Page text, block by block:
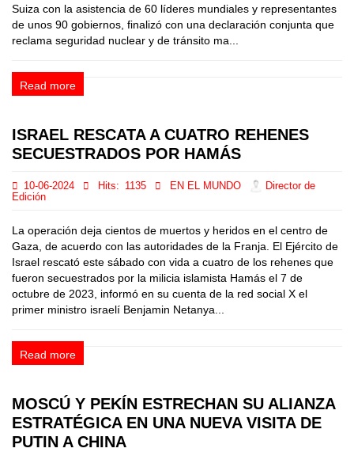
Suiza con la asistencia de 60 líderes mundiales y representantes
de unos 90 gobiernos, finalizó con una declaración conjunta que
reclama seguridad nuclear y de tránsito ma...
Read more
ISRAEL RESCATA A CUATRO REHENES
SECUESTRADOS POR HAMÁS
10-06-2024 Hits: 1135 EN EL MUNDO
Director de
Edición
La operación deja cientos de muertos y heridos en el centro de
Gaza, de acuerdo con las autoridades de la Franja. El Ejército de
Israel rescató este sábado con vida a cuatro de los rehenes que
fueron secuestrados por la milicia islamista Hamás el 7 de
octubre de 2023, informó en su cuenta de la red social X el
primer ministro israelí Benjamin Netanya...
Read more
MOSCÚ Y PEKÍN ESTRECHAN SU ALIANZA
ESTRATÉGICA EN UNA NUEVA VISITA DE
PUTIN A CHINA